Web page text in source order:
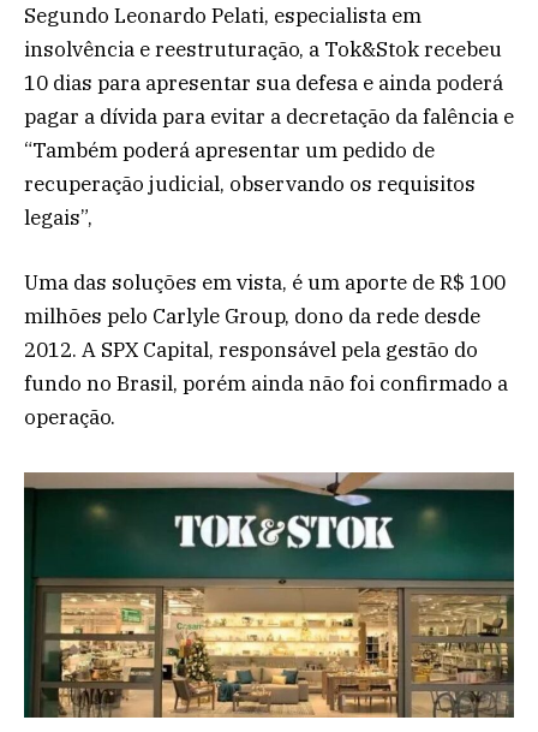
Segundo Leonardo Pelati, especialista em
insolvência e reestruturação, a Tok&Stok recebeu
10 dias para apresentar sua defesa e ainda poderá
pagar a dívida para evitar a decretação da falência e
“Também poderá apresentar um pedido de
recuperação judicial, observando os requisitos
legais”,
Uma das soluções em vista, é um aporte de R$ 100
milhões pelo Carlyle Group, dono da rede desde
2012. A SPX Capital, responsável pela gestão do
fundo no Brasil, porém ainda não foi confirmado a
operação.